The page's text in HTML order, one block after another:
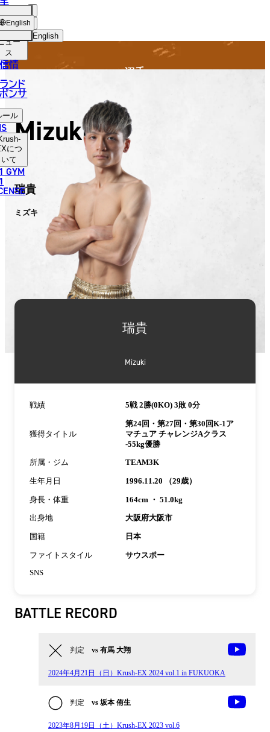
English
中文（简体）
中文（繁體）
ไทย
ョッ
プ
ュー
ス
情
ンド
ンサ
ール
につ
いて
GYM
English
選手
Mizuki
瑞貴
ミズキ
瑞貴
Mizuki
戦績 5戦 2勝(0KO) 3敗 0分
獲得タイトル
第24回・第27回・第30回K-1ア
マチュア チャレンジAクラス
-55kg優勝
所属・ジム TEAM3K
生年月日 1996.11.20 （29歳）
身長・体重 164cm ・ 51.0kg
出身地 大阪府大阪市
国籍 日本
ファイトスタイル サウスポー
SNS
BATTLE RECORD
判定 vs 有馬 大翔
2024年4月21日（日）Krush-EX 2024 vol.1 in FUKUOKA
判定 vs 坂本 侑生
2023年8月19日（土）Krush-EX 2023 vol.6